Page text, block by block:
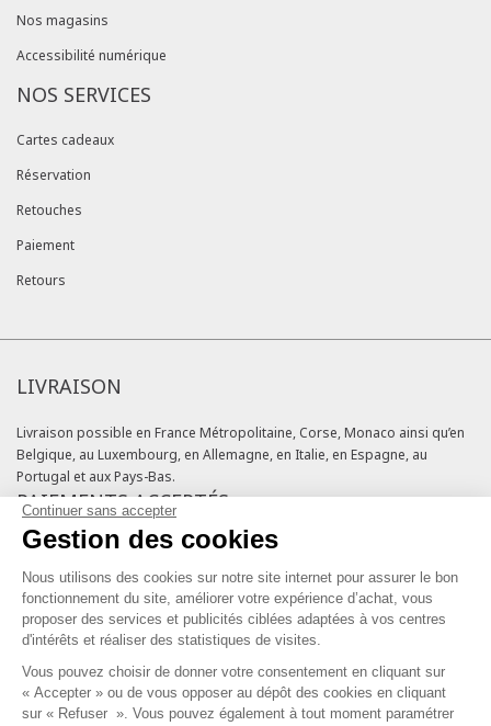
Continuer sans accepter
Gestion des cookies
Nous utilisons des cookies sur notre site internet pour assurer le bon
fonctionnement du site, améliorer votre expérience d’achat, vous
proposer des services et publicités ciblées adaptées à vos centres
d'intérêts et réaliser des statistiques de visites.
Vous pouvez choisir de donner votre consentement en cliquant sur
« Accepter » ou de vous opposer au dépôt des cookies en cliquant
sur « Refuser ». Vous pouvez également à tout moment paramétrer
Nos magasins
Accessibilité numérique
NOS SERVICES
Cartes cadeaux
Réservation
Retouches
Paiement
Retours
LIVRAISON
Livraison possible en France Métropolitaine, Corse, Monaco ainsi qu’en
Belgique, au Luxembourg, en Allemagne, en Italie, en Espagne, au
Portugal et aux Pays-Bas.
PAIEMENTS ACCEPTÉS
Cartes bancaires
Cartes cadeaux
Chèques fidélité
NOS ENGAGEMENTS QUALITÉ